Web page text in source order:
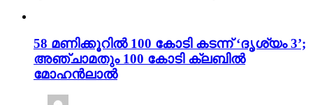
58 മണിക്കൂറിൽ 100 കോടി കടന്ന് ‘ദൃശ്യം 3’;
അഞ്ചാമതും 100 കോടി ക്ലബിൽ
മോഹൻലാൽ